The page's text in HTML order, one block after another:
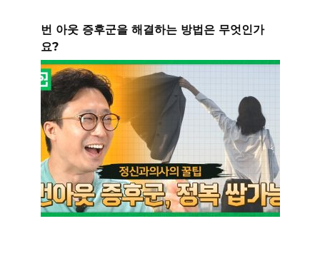
번 아웃 증후군을 해결하는 방법은 무엇인가
요?